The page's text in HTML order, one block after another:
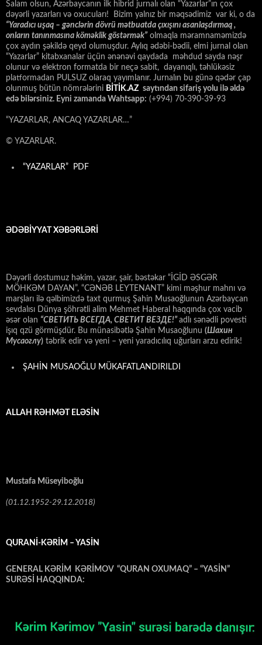
Salam olsun, Azərbaycanın ilk hibrid jurnalı olan “Yazarlar”ın çox
dəyərli yazarları və oxucuları! Bizim yalnız bir məqsədimiz var ki, o da
“Yaradıcı uşaq – gәnclәrin dövrü mәtbuatda çıxışını asanlaşdırmaq ,
onların tanınmasına kömәklik göstәrmәk” olmaqla məramnaməmizdə
çox aydın şəkildə qeyd olumuşdur. Aylıq ədəbi-bədii, elmi jurnal olan
“Yazarlar” kitabxanalar üçün ənənəvi qaydada məhdud sayda nəşr
olunur və elektron formatda bir neçə sabit, dayanıqlı, təhlükəsiz
platformadan PULSUZ olaraq yayımlanır. Jurnalın bu günə qədər çap
olunmuş bütün nömrələrini BİTİK.AZ saytından sifariş yolu ilə əldə
edə bilərsiniz. Eyni zamanda Wahtsapp: (+994) 70-390-39-93
“YAZARLAR, ANCAQ YAZARLAR…”
© YAZARLAR.
“YAZARLAR” PDF
ƏDƏBİYYAT XƏBƏRLƏRİ
Dəyərli dostumuz həkim, yazar, şair, bəstəkar “İGİD ƏSGƏR
MÖHKƏM DAYAN”, “CƏNƏB LEYTENANT” kimi məşhur mahnı və
marşları ilə qəlbimizdə taxt qurmuş Şahin Musaoğlunun Azərbaycan
sevdalısı Dünya şöhrətli alim Mehmet Haberal haqqında çox vacib
əsər olan “СВЕТИТЬ ВСЕГДА, СВЕТИТ ВЕЗДЕ!” adlı sənədli povesti
işıq qzü görmüşdür. Bu münasibətlə Şahin Musaoğlunu (Шахин
Мусаоглу) təbrik edir və yeni – yeni yaradıcılıq uğurları arzu edirik!
ŞAHİN MUSAOĞLU MÜKAFATLANDIRILDI
ALLAH RƏHMƏT ELƏSİN
Mustafa Müseyiboğlu
(01.12.1952-29.12.2018)
QURANİ-KƏRİM – YASİN
GENERAL KƏRİM KƏRİMOV “QURAN OXUMAQ” – “YASİN”
SURƏSİ HAQQINDA: